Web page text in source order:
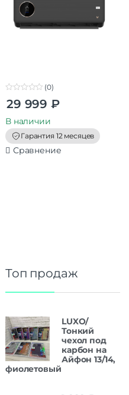
o
t
o
f
5
(0)
29 999 ₽
В наличии
Гарантия 12 месяцев
Сравнение
Топ продаж
LUXO/
Тонкий
чехол под
карбон на
Айфон 13/14,
фиолетовый